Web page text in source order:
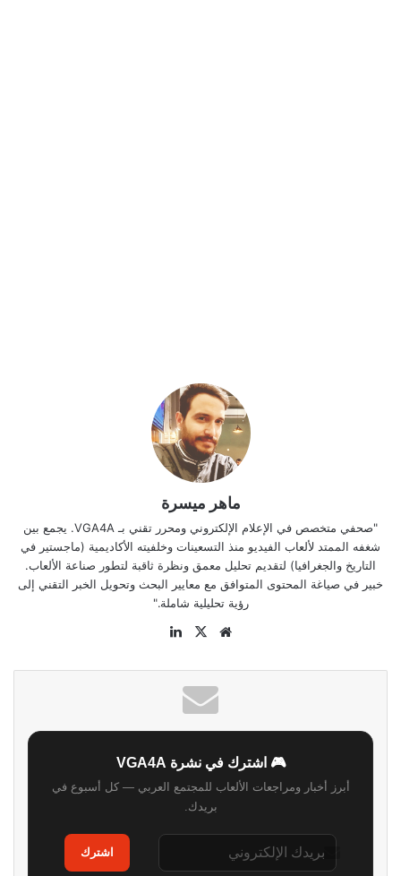
ماهر ميسرة
"صحفي متخصص في الإعلام الإلكتروني ومحرر تقني بـ VGA4A. يجمع بين
شغفه الممتد لألعاب الفيديو منذ التسعينات وخلفيته الأكاديمية (ماجستير في
التاريخ والجغرافيا) لتقديم تحليل معمق ونظرة ثاقبة لتطور صناعة الألعاب.
خبير في صياغة المحتوى المتوافق مع معايير البحث وتحويل الخبر التقني إلى
رؤية تحليلية شاملة."
موقع
‫X
🎮 اشترك في نشرة VGA4A
أبرز أخبار ومراجعات الألعاب للمجتمع العربي — كل أسبوع في
بريدك.
اشترك